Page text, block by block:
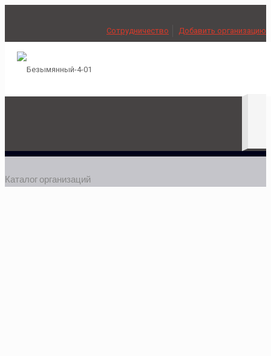
Сотрудничество Добавить организацию
Каталог организаций